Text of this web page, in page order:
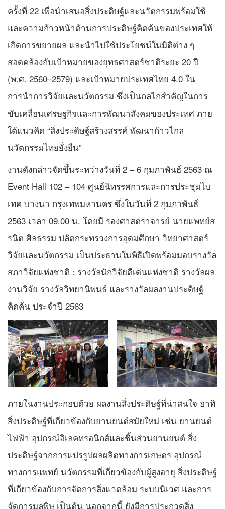
ครั้งที่ 22 เพื่อนำเสนอสิ่งประดิษฐ์และนวัตกรรมพร้อมใช้
และความก้าวหน้าด้านการประดิษฐ์คิดค้นของประเทศให้
เกิดการขยายผล และนำไปใช้ประโยชน์ในมิติต่าง ๆ
สอดคล้องกับเป้าหมายของยุทธศาสตร์ชาติระยะ 20 ปี
(พ.ศ. 2560–2579) และเป้าหมายประเทศไทย 4.0 ใน
การนำการวิจัยและนวัตกรรม ซึ่งเป็นกลไกสำคัญในการ
ขับเคลื่อนเศรษฐกิจและการพัฒนาสังคมของประเทศ ภาย
ใต้แนวคิด “สิ่งประดิษฐ์สร้างสรรค์ พัฒนาก้าวไกล
นวัตกรรมไทยยั่งยืน”
งานดังกล่าวจัดขึ้นระหว่างวันที่ 2 – 6 กุมภาพันธ์ 2563 ณ
Event Hall 102 – 104 ศูนย์นิทรรศการและการประชุมไบ
เทค บางนา กรุงเทพมหานคร ซึ่งในวันที่ 2 กุมภาพันธ์
2563 เวลา 09.00 น. โดยมี รองศาสตราจารย์ นายแพทย์ส
รนิต ศิลธรรม ปลัดกระทรวงการอุดมศึกษา วิทยาศาสตร์
วิจัยและนวัตกรรม เป็นประธานในพิธีเปิดพร้อมมอบรางวัล
สภาวิจัยแห่งชาติ : รางวัลนักวิจัยดีเด่นแห่งชาติ รางวัลผล
งานวิจัย รางวัลวิทยานิพนธ์ และรางวัลผลงานประดิษฐ์
คิดค้น ประจำปี 2563
ภายในงานประกอบด้วย ผลงานสิ่งประดิษฐ์ที่น่าสนใจ อาทิ
สิ่งประดิษฐ์ที่เกี่ยวข้องกับยานยนต์สมัยใหม่ เช่น ยานยนต์
ไฟฟ้า อุปกรณ์อิเลคทรอนิกส์และชิ้นส่วนยานยนต์ สิ่ง
ประดิษฐ์จากการแปรรูปผลผลิตทางการเกษตร อุปกรณ์
ทางการแพทย์ นวัตกรรมที่เกี่ยวข้องกับผู้สูงอายุ สิ่งประดิษฐ์
ที่เกี่ยวข้องกับการจัดการสิ่งแวดล้อม ระบบนิเวศ และการ
จัดการมลพิษ เป็นต้น นอกจากนี้ ยังมีการประกวดสิ่ง